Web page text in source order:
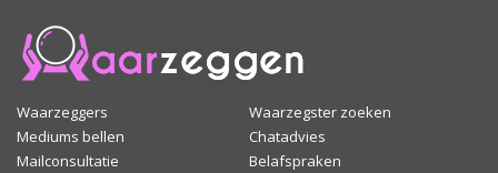
Waarzeggers
Waarzegster zoeken
Mediums bellen
Chatadvies
Mailconsultatie
Belafspraken